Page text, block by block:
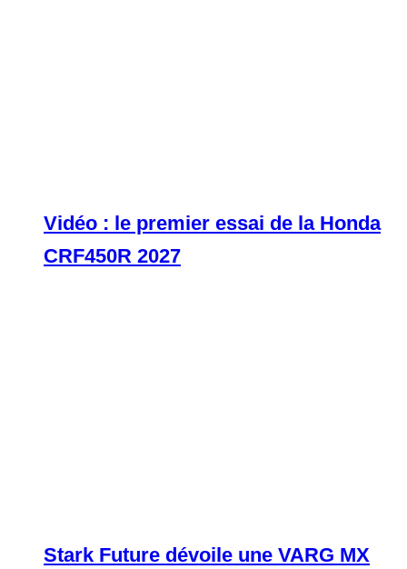
Vidéo : le premier essai de la Honda
CRF450R 2027
Stark Future dévoile une VARG MX